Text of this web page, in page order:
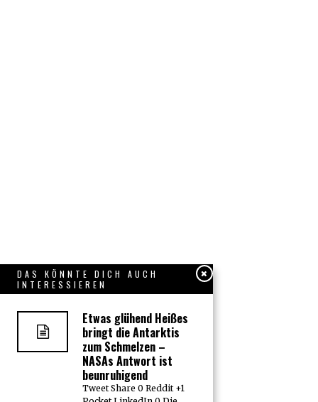
DAS KÖNNTE DICH AUCH
INTERESSIEREN
Etwas glühend Heißes
bringt die Antarktis
zum Schmelzen –
NASAs Antwort ist
beunruhigend
Tweet Share 0 Reddit +1